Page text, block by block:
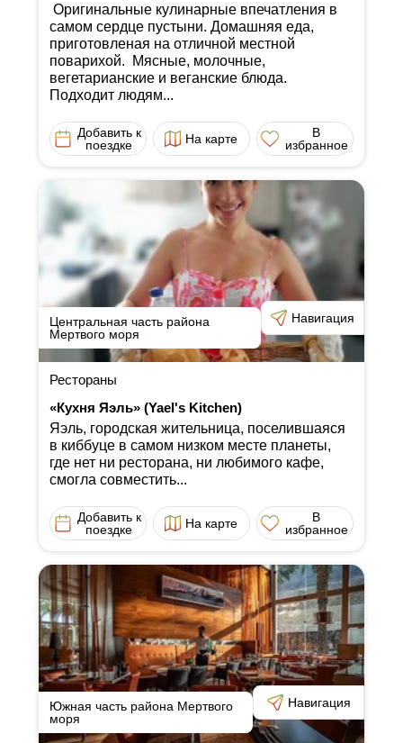
Оригинальные кулинарные впечатления в
самом сердце пустыни. Домашняя еда,
приготовленая на отличной местной
поварихой. Мясные, молочные,
вегетарианские и веганские блюда.
Подходит людям...
Добавить к
поездке
На карте
В
избранное
Центральная часть района
Мертвого моря
Навигация
Рестораны
«Кухня Яэль» (Yael's Kitchen)
Яэль, городская жительница, поселившаяся
в киббуце в самом низком месте планеты,
где нет ни ресторана, ни любимого кафе,
смогла совместить...
Добавить к
поездке
На карте
В
избранное
Южная часть района Мертвого
моря
Навигация